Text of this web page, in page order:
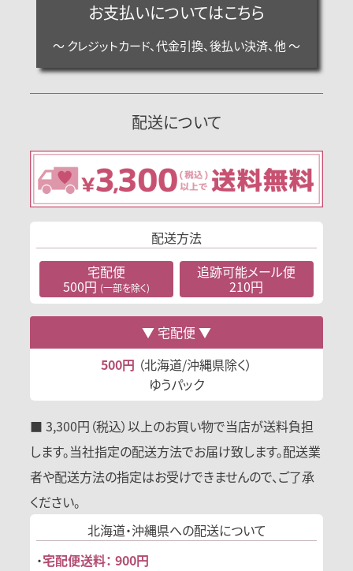
お支払いについてはこちら
～ クレジットカード、代金引換、後払い決済、他 ～
配送について
配送方法
宅配便
500円 (一部を除く)
追跡可能メール便
210円
宅配便
500円 （北海道/沖縄県除く）
ゆうパック
■ 3,300円（税込）以上のお買い物で当店が送料負担
します。当社指定の配送方法でお届け致します。配送業
者や配送方法の指定はお受けできませんので、ご了承
ください。
北海道・沖縄県への配送について
・宅配便送料： 900円